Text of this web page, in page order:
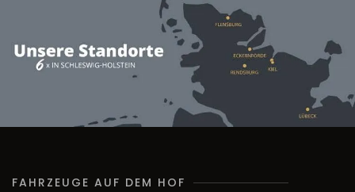
FAHRZEUGE AUF DEM HOF